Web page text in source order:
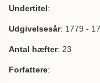
Undertitel:
Udgivelsesår: 1779 -
Antal hæfter: 23
Forfattere: